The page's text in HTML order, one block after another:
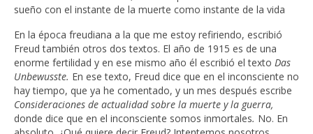
sueño con el instante de la muerte como instante de la vida
En la época freudiana a la que me estoy refiriendo, escribió
Freud también otros dos textos. El año de 1915 es de una
enorme fertilidad y en ese mismo año él escribió el texto Das
Unbewusste. En ese texto, Freud dice que en el inconsciente no
hay tiempo, que ya he comentado, y un mes después escribe
Consideraciones de actualidad sobre la muerte y la guerra,
donde dice que en el inconsciente somos inmortales. No. En